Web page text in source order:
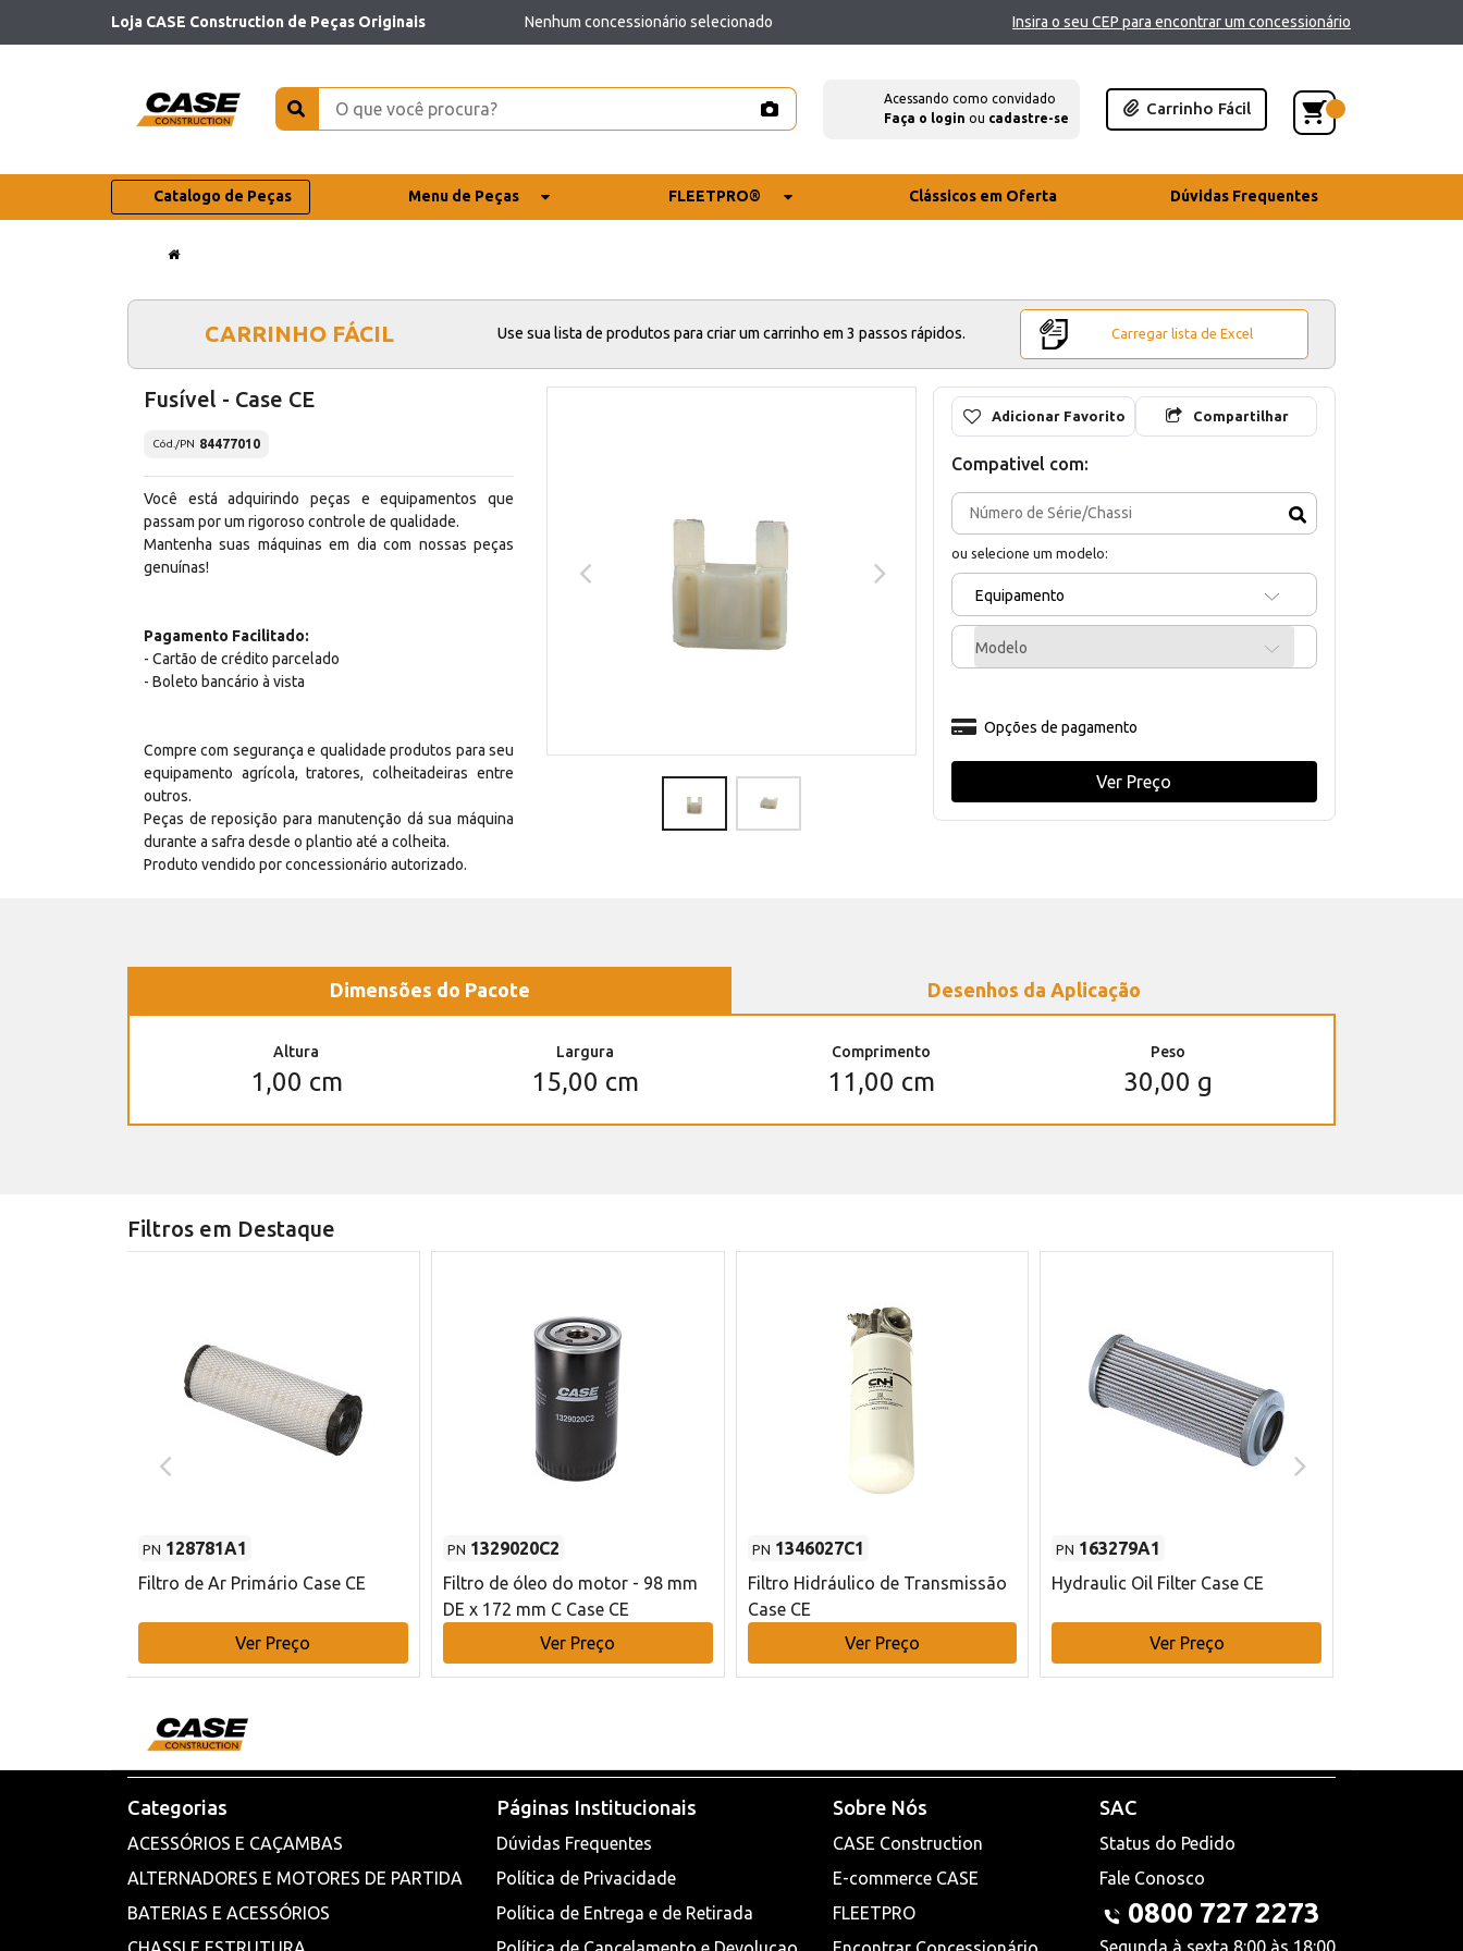
Loja CASE Construction de Peças Originais Nenhum concessionário selecionado Insira o seu CEP para encontrar um concessionário
Acessando como convidado
Faça o login ou cadastre-se
Carrinho Fácil
Catalogo de Peças Menu de Peças FLEETPRO® Clássicos em Oferta Dúvidas Frequentes
CARRINHO FÁCIL Use sua lista de produtos para criar um carrinho em 3 passos rápidos. Carregar lista de Excel
Fusível - Case CE
Cód./PN 84477010
Você está adquirindo peças e equipamentos que
passam por um rigoroso controle de qualidade.
Mantenha suas máquinas em dia com nossas peças
genuínas!
Pagamento Facilitado:
- Cartão de crédito parcelado
- Boleto bancário à vista
Compre com segurança e qualidade produtos para seu
equipamento agrícola, tratores, colheitadeiras entre
outros.
Peças de reposição para manutenção dá sua máquina
durante a safra desde o plantio até a colheita.
Produto vendido por concessionário autorizado.
Adicionar Favorito Compartilhar
Compativel com:
ou selecione um modelo:
Equipamento
Modelo
Opções de pagamento
Ver Preço
Dimensões do Pacote Desenhos da Aplicação
Altura
1,00 cm
Largura
15,00 cm
Comprimento
11,00 cm
Peso
30,00 g
Filtros em Destaque
PN 128781A1
Filtro de Ar Primário Case CE
Ver Preço
PN 1329020C2
Filtro de óleo do motor - 98 mm
DE x 172 mm C Case CE
Ver Preço
PN 1346027C1
Filtro Hidráulico de Transmissão
Case CE
Ver Preço
PN 163279A1
Hydraulic Oil Filter Case CE
Ver Preço
Categorias
ACESSÓRIOS E CAÇAMBAS
ALTERNADORES E MOTORES DE PARTIDA
BATERIAS E ACESSÓRIOS
Páginas Institucionais
Dúvidas Frequentes
Política de Privacidade
Política de Entrega e de Retirada
Sobre Nós
CASE Construction
E-commerce CASE
FLEETPRO
SAC
Status do Pedido
Fale Conosco
0800 727 2273
Segunda à sexta 8:00 às 18:00